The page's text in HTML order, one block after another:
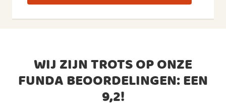
WIJ ZIJN TROTS OP ONZE
FUNDA BEOORDELINGEN: EEN
9,2!